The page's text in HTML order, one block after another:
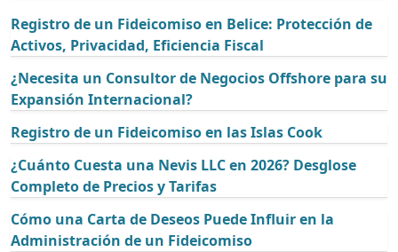
Registro de un Fideicomiso en Belice: Protección de
Activos, Privacidad, Eficiencia Fiscal
¿Necesita un Consultor de Negocios Offshore para su
Expansión Internacional?
Registro de un Fideicomiso en las Islas Cook
¿Cuánto Cuesta una Nevis LLC en 2026? Desglose
Completo de Precios y Tarifas
Cómo una Carta de Deseos Puede Influir en la
Administración de un Fideicomiso